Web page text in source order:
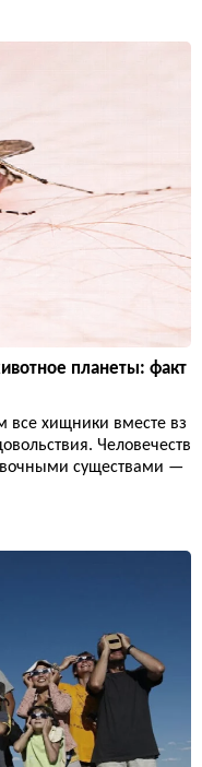
планеты: факт
хищники вместе вз
Человечеств
существами —